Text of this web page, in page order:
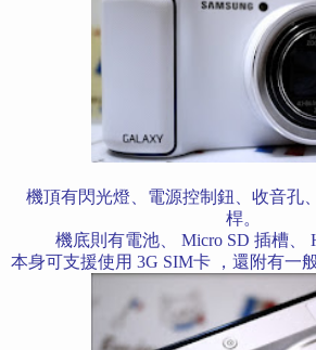
機頂有閃光燈、電源控制鈕、收音孔
桿。
機底則有電池、 Micro SD 插槽、
本身可支援使用 3G SIM卡 ，還附有一